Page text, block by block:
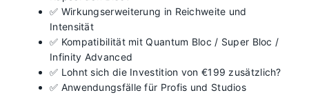
✅ Wirkungserweiterung in Reichweite und
Intensität
✅ Kompatibilität mit Quantum Bloc / Super Bloc /
Infinity Advanced
✅ Lohnt sich die Investition von €199 zusätzlich?
✅ Anwendungsfälle für Profis und Studios